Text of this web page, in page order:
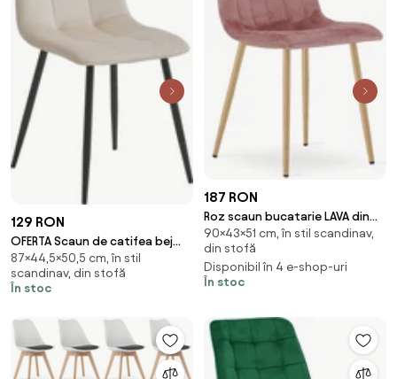
129 RON
OFERTA Scaun de catifea bej
KARA cu picioare negre II.
calitate
87×44,5×50,5 cm, în stil
scandinav, din stofă
În stoc
187 RON
Roz scaun bucatarie LAVA din
catifea
90×43×51 cm, în stil scandinav,
din stofă
Disponibil în 4 e-shop-uri
În stoc